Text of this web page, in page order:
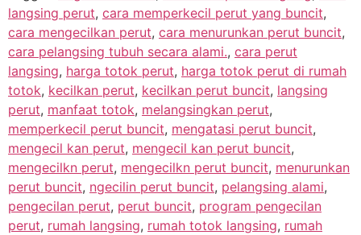
langsing perut, cara memperkecil perut yang buncit,
cara mengecilkan perut, cara menurunkan perut buncit,
cara pelangsing tubuh secara alami., cara perut
langsing, harga totok perut, harga totok perut di rumah
totok, kecilkan perut, kecilkan perut buncit, langsing
perut, manfaat totok, melangsingkan perut,
memperkecil perut buncit, mengatasi perut buncit,
mengecil kan perut, mengecil kan perut buncit,
mengecilkn perut, mengecilkn perut buncit, menurunkan
perut buncit, ngecilin perut buncit, pelangsing alami,
pengecilan perut, perut buncit, program pengecilan
perut, rumah langsing, rumah totok langsing, rumah